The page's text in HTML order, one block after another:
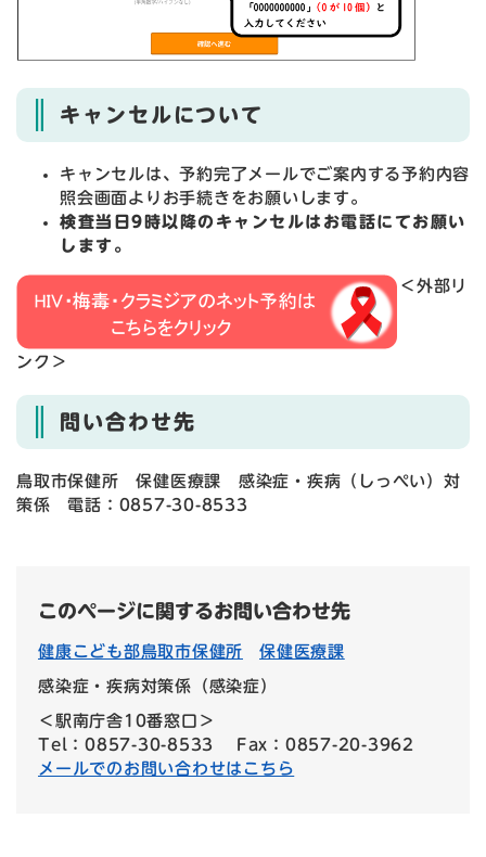
キャンセルについて
キャンセルは、予約完了メールでご案内する予約内容
照会画面よりお手続きをお願いします。
検査当日9時以降のキャンセルはお電話にてお願い
します。
＜外部リ
ンク＞
問い合わせ先
鳥取市保健所 保健医療課 感染症・疾病（しっぺい）対
策係 電話：0857-30-8533
このページに関するお問い合わせ先
健康こども部鳥取市保健所 保健医療課
感染症・疾病対策係（感染症）
＜駅南庁舎10番窓口＞
Tel：0857-30-8533
Fax：0857-20-3962
メールでのお問い合わせはこちら